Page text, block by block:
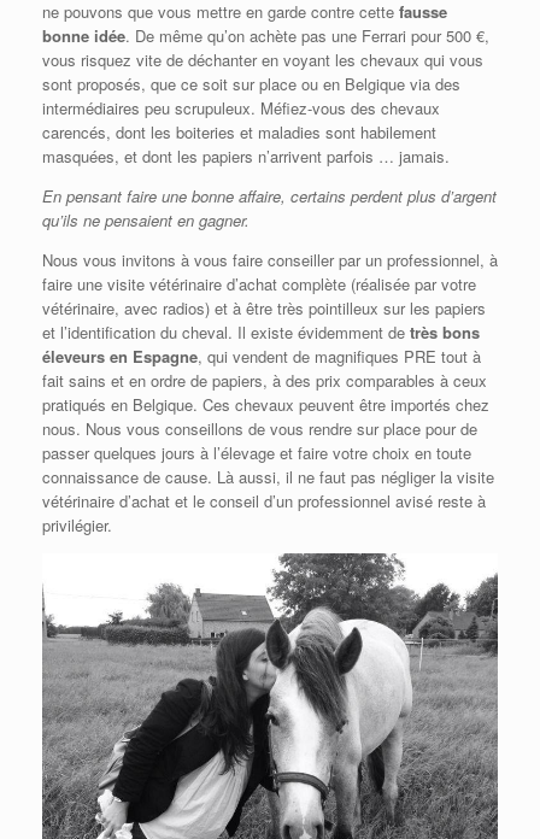
ne pouvons que vous mettre en garde contre cette fausse
bonne idée. De même qu’on achète pas une Ferrari pour 500 €,
vous risquez vite de déchanter en voyant les chevaux qui vous
sont proposés, que ce soit sur place ou en Belgique via des
intermédiaires peu scrupuleux. Méfiez-vous des chevaux
carencés, dont les boiteries et maladies sont habilement
masquées, et dont les papiers n’arrivent parfois … jamais.
En pensant faire une bonne affaire, certains perdent plus d’argent
qu’ils ne pensaient en gagner.
Nous vous invitons à vous faire conseiller par un professionnel, à
faire une visite vétérinaire d’achat complète (réalisée par votre
vétérinaire, avec radios) et à être très pointilleux sur les papiers
et l’identification du cheval. Il existe évidemment de très bons
éleveurs en Espagne, qui vendent de magnifiques PRE tout à
fait sains et en ordre de papiers, à des prix comparables à ceux
pratiqués en Belgique. Ces chevaux peuvent être importés chez
nous. Nous vous conseillons de vous rendre sur place pour de
passer quelques jours à l’élevage et faire votre choix en toute
connaissance de cause. Là aussi, il ne faut pas négliger la visite
vétérinaire d’achat et le conseil d’un professionnel avisé reste à
privilégier.